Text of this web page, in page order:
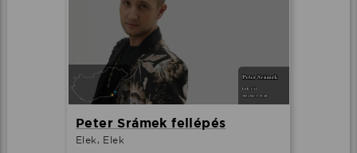
Peter Srámek fellépés
Elek, Elek